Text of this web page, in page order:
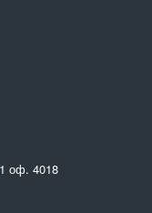
оф. 4018